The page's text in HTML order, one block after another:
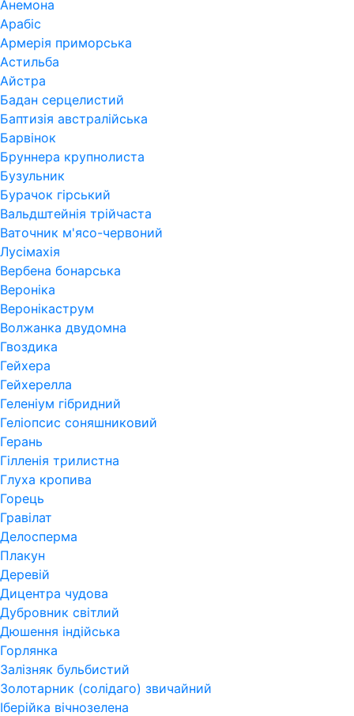
Анемона
Арабіс
Армерія приморська
Астильба
Айстра
Бадан серцелистий
Баптизія австралійська
Барвінок
Бруннера крупнолиста
Бузульник
Бурачок гірський
Вальдштейнія трійчаста
Ваточник м'ясо-червоний
Лусімахія
Вербена бонарська
Вероніка
Веронікаструм
Волжанка двудомна
Гвоздика
Гейхера
Гейхерелла
Геленіум гібридний
Геліопсис соняшниковий
Герань
Гiлленiя трилистна
Глуха кропива
Горець
Гравілат
Делосперма
Плакун
Деревій
Дицентра чудова
Дубровник світлий
Дюшення індійська
Горлянка
Залізняк бульбистий
Золотарник (солідаго) звичайний
Іберійка вічнозелена